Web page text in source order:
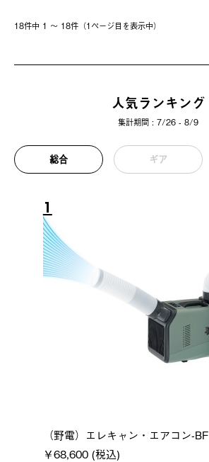
18件中 1 〜 18件（1ページ⽬を表⽰中）
人気ランキング
集計期間 : 7/26 - 8/9
総合 ギア
1
（野電）エレキャン・エアコン-BF
￥68,600 (税込)